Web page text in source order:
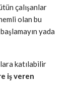
çalışanlar
olan bu
yada
katılabilir
iş veren